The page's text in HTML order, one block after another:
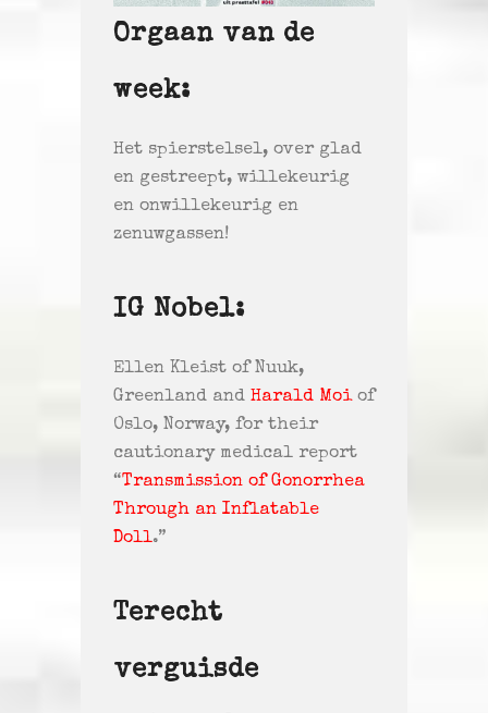
Orgaan van de
week:
Het spierstelsel, over glad
en gestreept, willekeurig
en onwillekeurig en
zenuwgassen!
IG Nobel:
Ellen Kleist of Nuuk,
Greenland and Harald Moiof
Oslo, Norway, for their
cautionary medical report
“Transmission of Gonorrhea
Through an Inflatable
Doll.”
Terecht
verguisde